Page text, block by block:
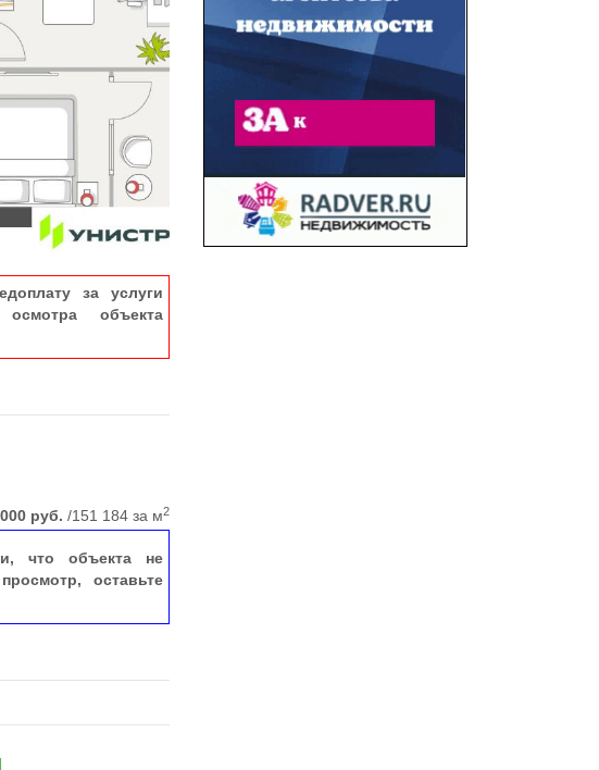
за услуги
объекта
руб. /151 184 за м2
что объекта не
оставьте